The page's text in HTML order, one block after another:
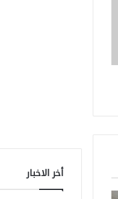
أخر الاخبار